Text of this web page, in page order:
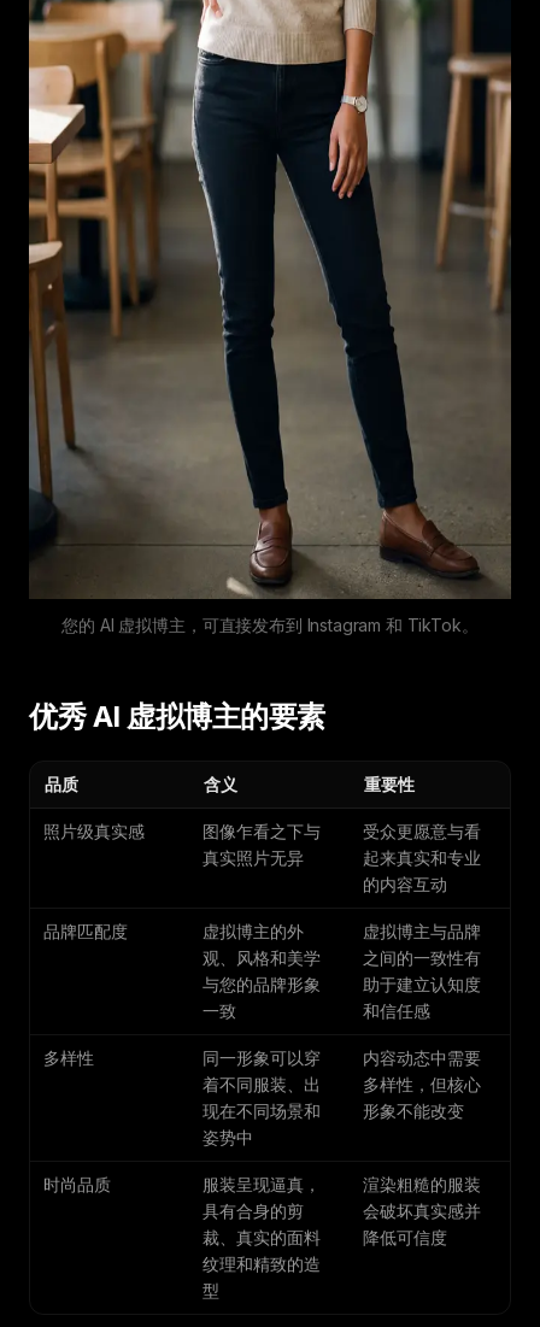
您的 AI 虚拟博主，可直接发布到 Instagram 和 TikTok。
优秀 AI 虚拟博主的要素
品质 含义 重要性
照片级真实感
图像乍看之下与
真实照片无异
受众更愿意与看
起来真实和专业
的内容互动
品牌匹配度
虚拟博主的外
观、风格和美学
与您的品牌形象
一致
虚拟博主与品牌
之间的一致性有
助于建立认知度
和信任感
多样性
同一形象可以穿
着不同服装、出
现在不同场景和
姿势中
内容动态中需要
多样性，但核心
形象不能改变
时尚品质
服装呈现逼真，
具有合身的剪
裁、真实的面料
纹理和精致的造
型
渲染粗糙的服装
会破坏真实感并
降低可信度